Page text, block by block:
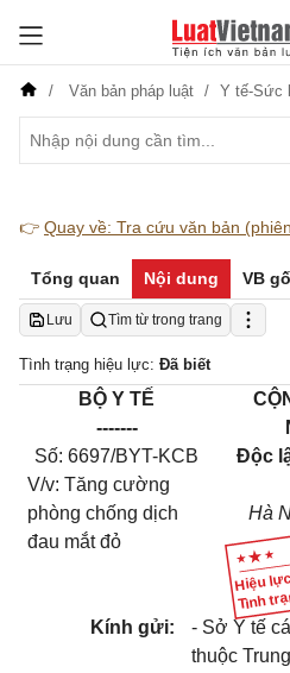
Văn bản pháp luật Y tế-Sức
👉 Quay về: Tra cứu văn bản
Tổng quan Nội dung VB
Lưu Tìm từ trong trang
Tình trạng hiệu lực: Đã biết
Hiệu
Tình
BỘ Y TẾ
-------
Số: 6697/BYT-KCB
V/v: Tăng cường
phòng chống dịch
đau mắt đỏ
Độc
Hà
Kính gửi:
- Sở Y tế
thuộc